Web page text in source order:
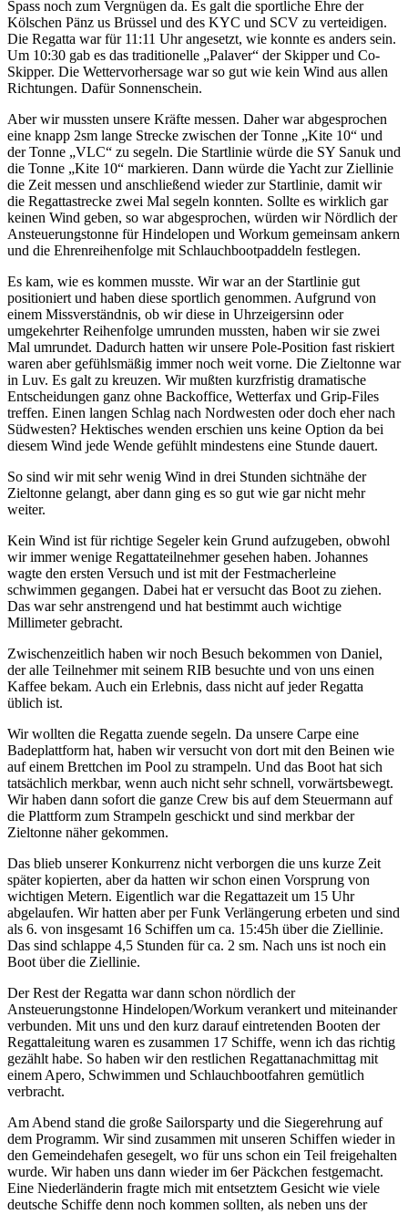
Spass noch zum Vergnügen da. Es galt die sportliche Ehre der
Kölschen Pänz us Brüssel und des KYC und SCV zu verteidigen.
Die Regatta war für 11:11 Uhr angesetzt, wie konnte es anders sein.
Um 10:30 gab es das traditionelle „Palaver“ der Skipper und Co-
Skipper. Die Wettervorhersage war so gut wie kein Wind aus allen
Richtungen. Dafür Sonnenschein.
Aber wir mussten unsere Kräfte messen. Daher war abgesprochen
eine knapp 2sm lange Strecke zwischen der Tonne „Kite 10“ und
der Tonne „VLC“ zu segeln. Die Startlinie würde die SY Sanuk und
die Tonne „Kite 10“ markieren. Dann würde die Yacht zur Ziellinie
die Zeit messen und anschließend wieder zur Startlinie, damit wir
die Regattastrecke zwei Mal segeln konnten. Sollte es wirklich gar
keinen Wind geben, so war abgesprochen, würden wir Nördlich der
Ansteuerungstonne für Hindelopen und Workum gemeinsam ankern
und die Ehrenreihenfolge mit Schlauchbootpaddeln festlegen.
Es kam, wie es kommen musste. Wir war an der Startlinie gut
positioniert und haben diese sportlich genommen. Aufgrund von
einem Missverständnis, ob wir diese in Uhrzeigersinn oder
umgekehrter Reihenfolge umrunden mussten, haben wir sie zwei
Mal umrundet. Dadurch hatten wir unsere Pole-Position fast riskiert
waren aber gefühlsmäßig immer noch weit vorne. Die Zieltonne war
in Luv. Es galt zu kreuzen. Wir mußten kurzfristig dramatische
Entscheidungen ganz ohne Backoffice, Wetterfax und Grip-Files
treffen. Einen langen Schlag nach Nordwesten oder doch eher nach
Südwesten? Hektisches wenden erschien uns keine Option da bei
diesem Wind jede Wende gefühlt mindestens eine Stunde dauert.
So sind wir mit sehr wenig Wind in drei Stunden sichtnähe der
Zieltonne gelangt, aber dann ging es so gut wie gar nicht mehr
weiter.
Kein Wind ist für richtige Segeler kein Grund aufzugeben, obwohl
wir immer wenige Regattateilnehmer gesehen haben. Johannes
wagte den ersten Versuch und ist mit der Festmacherleine
schwimmen gegangen. Dabei hat er versucht das Boot zu ziehen.
Das war sehr anstrengend und hat bestimmt auch wichtige
Millimeter gebracht.
Zwischenzeitlich haben wir noch Besuch bekommen von Daniel,
der alle Teilnehmer mit seinem RIB besuchte und von uns einen
Kaffee bekam. Auch ein Erlebnis, dass nicht auf jeder Regatta
üblich ist.
Wir wollten die Regatta zuende segeln. Da unsere Carpe eine
Badeplattform hat, haben wir versucht von dort mit den Beinen wie
auf einem Brettchen im Pool zu strampeln. Und das Boot hat sich
tatsächlich merkbar, wenn auch nicht sehr schnell, vorwärtsbewegt.
Wir haben dann sofort die ganze Crew bis auf dem Steuermann auf
die Plattform zum Strampeln geschickt und sind merkbar der
Zieltonne näher gekommen.
Das blieb unserer Konkurrenz nicht verborgen die uns kurze Zeit
später kopierten, aber da hatten wir schon einen Vorsprung von
wichtigen Metern. Eigentlich war die Regattazeit um 15 Uhr
abgelaufen. Wir hatten aber per Funk Verlängerung erbeten und sind
als 6. von insgesamt 16 Schiffen um ca. 15:45h über die Ziellinie.
Das sind schlappe 4,5 Stunden für ca. 2 sm. Nach uns ist noch ein
Boot über die Ziellinie.
Der Rest der Regatta war dann schon nördlich der
Ansteuerungstonne Hindelopen/Workum verankert und miteinander
verbunden. Mit uns und den kurz darauf eintretenden Booten der
Regattaleitung waren es zusammen 17 Schiffe, wenn ich das richtig
gezählt habe. So haben wir den restlichen Regattanachmittag mit
einem Apero, Schwimmen und Schlauchbootfahren gemütlich
verbracht.
Am Abend stand die große Sailorsparty und die Siegerehrung auf
dem Programm. Wir sind zusammen mit unseren Schiffen wieder in
den Gemeindehafen gesegelt, wo für uns schon ein Teil freigehalten
wurde. Wir haben uns dann wieder im 6er Päckchen festgemacht.
Eine Niederländerin fragte mich mit entsetztem Gesicht wie viele
deutsche Schiffe denn noch kommen sollten, als neben uns der